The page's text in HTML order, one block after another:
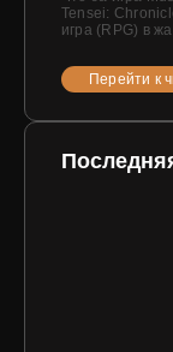
Tensei:
игра (RPG) в
Перейти к